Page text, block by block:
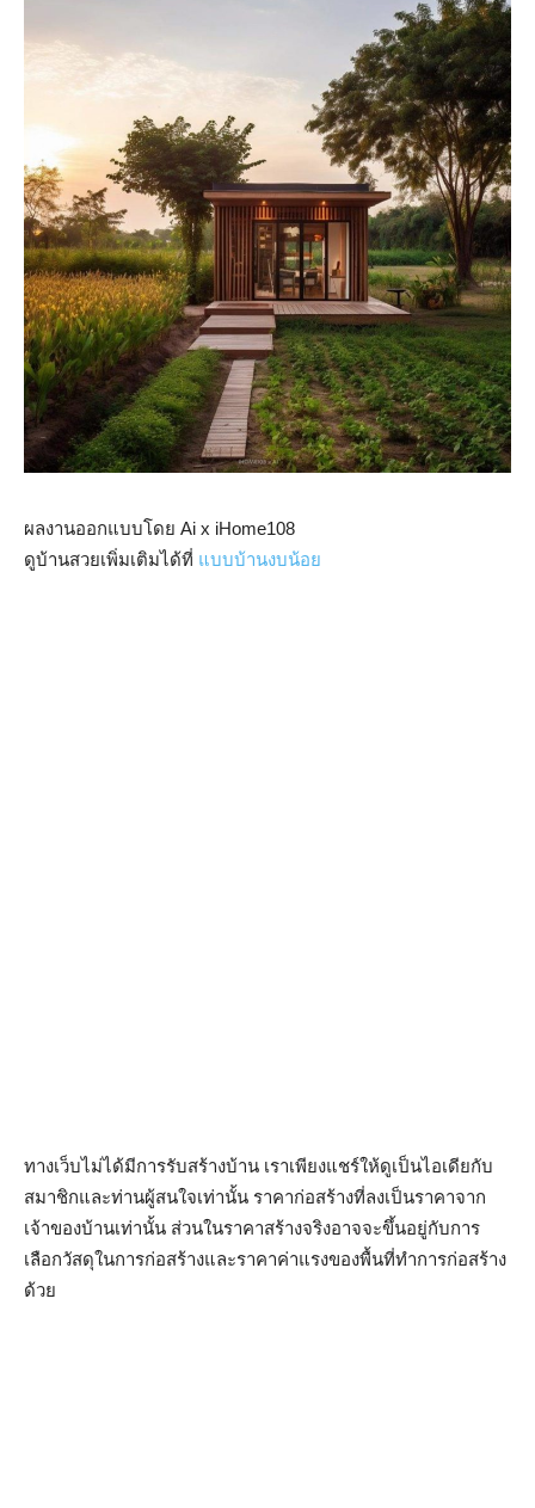
ผลงานออกแบบโดย Ai x iHome108
ดูบ้านสวยเพิ่มเติมได้ที่ แบบบ้านงบน้อย
ทางเว็บไม่ได้มีการรับสร้างบ้าน เราเพียงแชร์ให้ดูเป็นไอเดียกับ
สมาชิกและท่านผู้สนใจเท่านั้น ราคาก่อสร้างที่ลงเป็นราคาจาก
เจ้าของบ้านเท่านั้น ส่วนในราคาสร้างจริงอาจจะขึ้นอยู่กับการ
เลือกวัสดุในการก่อสร้างและราคาค่าแรงของพื้นที่ทำการก่อสร้าง
ด้วย